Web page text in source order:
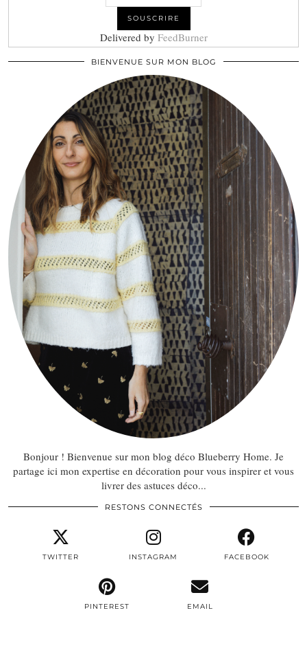
Delivered by FeedBurner
BIENVENUE SUR MON BLOG
Bonjour ! Bienvenue sur mon blog déco Blueberry Home. Je
partage ici mon expertise en décoration pour vous inspirer et vous
livrer des astuces déco...
RESTONS CONNECTÉS
TWITTER INSTAGRAM FACEBOOK
PINTEREST EMAIL